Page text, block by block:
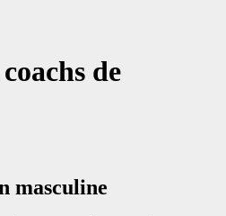
de
masculine